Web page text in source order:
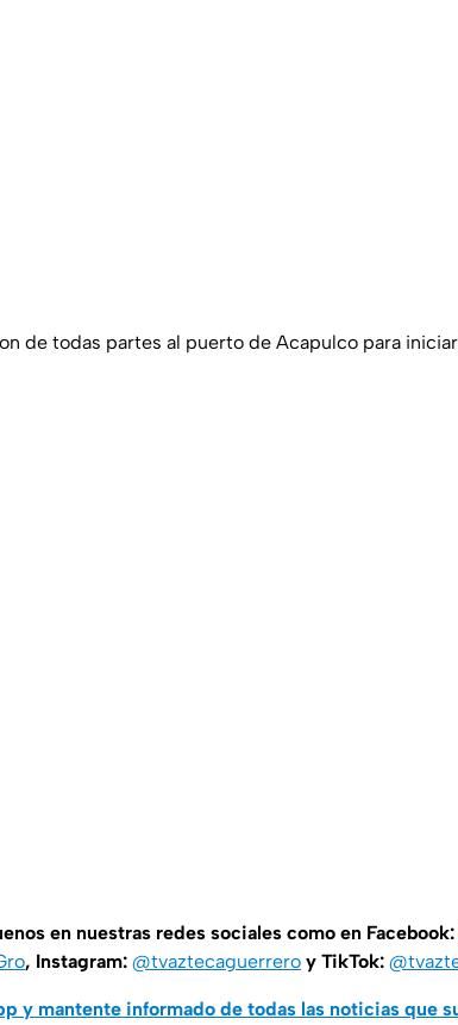
de todas partes al puerto de Acapulco para
en nuestras redes sociales como en Facebook:
, Instagram: @tvaztecaguerrero y TikTok:
y mantente informado de todas las noticias que